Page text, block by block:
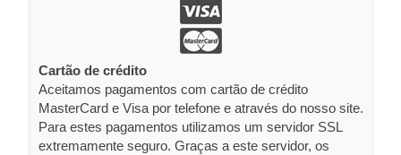
Cartão de crédito
Aceitamos pagamentos com cartão de crédito
MasterCard e Visa por telefone e através do nosso site.
Para estes pagamentos utilizamos um servidor SSL
extremamente seguro. Graças a este servidor, os